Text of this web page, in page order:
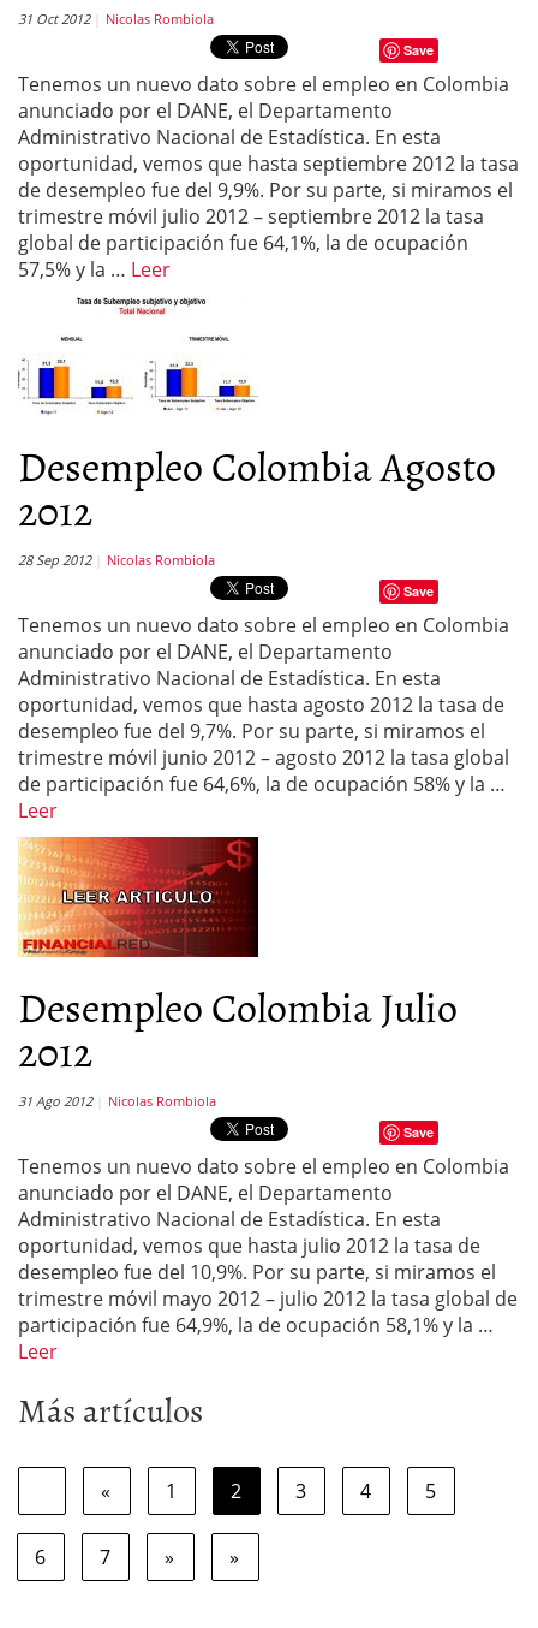
31 Oct 2012
Nicolas Rombiola
Save
Tenemos un nuevo dato sobre el empleo en Colombia
anunciado por el DANE, el Departamento
Administrativo Nacional de Estadística. En esta
oportunidad, vemos que hasta septiembre 2012 la tasa
de desempleo fue del 9,9%. Por su parte, si miramos el
trimestre móvil julio 2012 – septiembre 2012 la tasa
global de participación fue 64,1%, la de ocupación
57,5% y la … Leer
Desempleo Colombia Agosto
2012
28 Sep 2012
Nicolas Rombiola
Save
Tenemos un nuevo dato sobre el empleo en Colombia
anunciado por el DANE, el Departamento
Administrativo Nacional de Estadística. En esta
oportunidad, vemos que hasta agosto 2012 la tasa de
desempleo fue del 9,7%. Por su parte, si miramos el
trimestre móvil junio 2012 – agosto 2012 la tasa global
de participación fue 64,6%, la de ocupación 58% y la …
Leer
Desempleo Colombia Julio
2012
31 Ago 2012
Nicolas Rombiola
Save
Tenemos un nuevo dato sobre el empleo en Colombia
anunciado por el DANE, el Departamento
Administrativo Nacional de Estadística. En esta
oportunidad, vemos que hasta julio 2012 la tasa de
desempleo fue del 10,9%. Por su parte, si miramos el
trimestre móvil mayo 2012 – julio 2012 la tasa global de
participación fue 64,9%, la de ocupación 58,1% y la …
Leer
Más artículos
« 1 2 3 4 5
6 7 » »